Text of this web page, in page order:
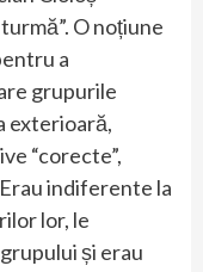
O noțiune
a
grupurile
exterioară,
“corecte”,
indiferente la
lor, le
și erau